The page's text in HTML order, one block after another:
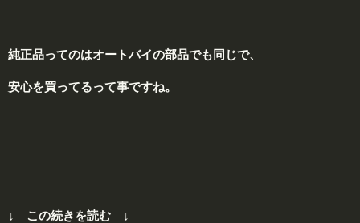
純正品ってのはオートバイの部品でも同じで、
安心を買ってるって事ですね。
↓ この続きを読む ↓